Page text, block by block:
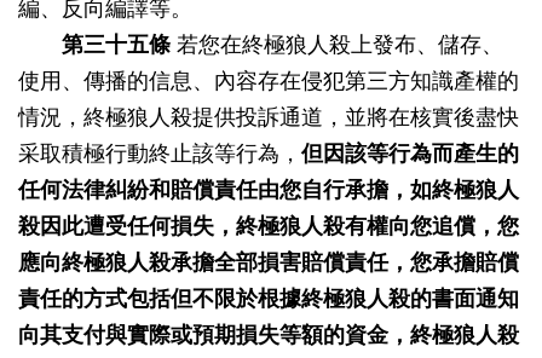
編、反向編譯等。
第三十五條 若您在終極狼人殺上發布、儲存、
使用、傳播的信息、內容存在侵犯第三方知識產權的
情況，終極狼人殺提供投訴通道，並將在核實後盡快
采取積極行動終止該等行為， 但因該等行為而產生的
任何法律糾紛和賠償責任由您自行承擔，如終極狼人
殺因此遭受任何損失，終極狼人殺有權向您追償，您
應向終極狼人殺承擔全部損害賠償責任，您承擔賠償
責任的方式包括但不限於根據終極狼人殺的書面通知
向其支付與實際或預期損失等額的資金，終極狼人殺